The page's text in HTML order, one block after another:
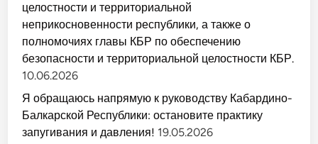
целостности и территориальной
неприкосновенности республики, а также о
полномочиях главы КБР по обеспечению
безопасности и территориальной целостности КБР.
10.06.2026
Я обращаюсь напрямую к руководству Кабардино-
Балкарской Республики: остановите практику
запугивания и давления! 19.05.2026